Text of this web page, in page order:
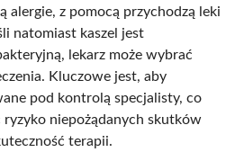
alergie, z pomocą przychodzą leki
natomiast kaszel jest
lekarz może wybrać
Kluczowe jest, aby
pod kontrolą specjalisty, co
niepożądanych skutków
terapii.